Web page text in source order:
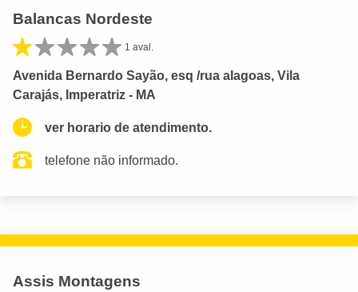
Balancas Nordeste
1 aval.
Avenida Bernardo Sayão, esq /rua alagoas, Vila
Carajás, Imperatriz - MA
ver horario de atendimento.
telefone não informado.
Assis Montagens